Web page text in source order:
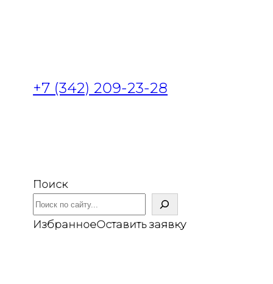
+7 (342) 209-23-28
Поиск
ИзбранноеОставить заявку